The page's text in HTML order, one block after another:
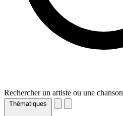
Rechercher un artiste ou une chanson
Thématiques